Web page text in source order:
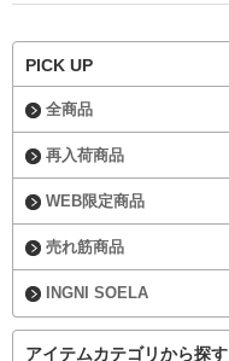
PICK UP
全商品
再入荷商品
WEB限定商品
売れ筋商品
INGNI SOELA
アイテムカテゴリから探す